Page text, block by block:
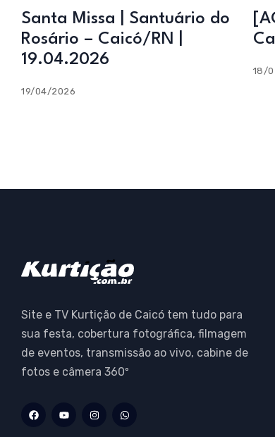
Santa Missa | Santuário do
Rosário – Caicó/RN |
19.04.2026
19/04/2026
18/
Site e TV Kurtição de Caicó tem tudo para
sua festa, cobertura fotográfica, filmagem
de eventos, transmissão ao vivo, cabine de
fotos e câmera 360º